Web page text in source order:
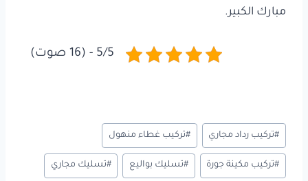
مبارك الكبير.
5/5 - (16 صوت)
وسوم
المقال:
#تركيب رداد مجاري #تركيب غطاء منهول
#تركيب مكينة جورة #تسليك بواليع #تسليك مجاري